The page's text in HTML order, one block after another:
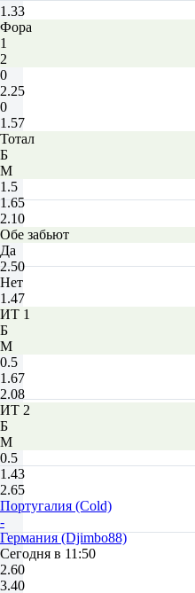
1.33
Фора
1
2
0
2.25
0
1.57
Тотал
Б
М
1.5
1.65
2.10
Обе забьют
Да
2.50
Нет
1.47
ИТ 1
Б
М
0.5
1.67
2.08
ИТ 2
Б
М
0.5
1.43
2.65
Португалия (Cold)
-
Германия (Djimbo88)
Сегодня в 11:50
2.60
3.40